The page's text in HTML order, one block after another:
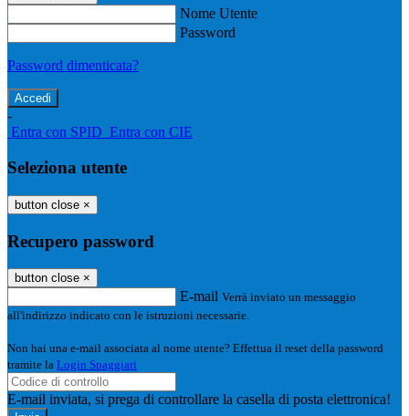
Nome Utente
Password
Password dimenticata?
-
Entra con SPID Entra con CIE
Seleziona utente
button close ×
Recupero password
button close ×
E-mail Verrà inviato un messaggio
all'indirizzo indicato con le istruzioni necessarie.
Non hai una e-mail associata al nome utente? Effettua il reset della password
tramite la Login Spaggiari
E-mail inviata, si prega di controllare la casella di posta elettronica!